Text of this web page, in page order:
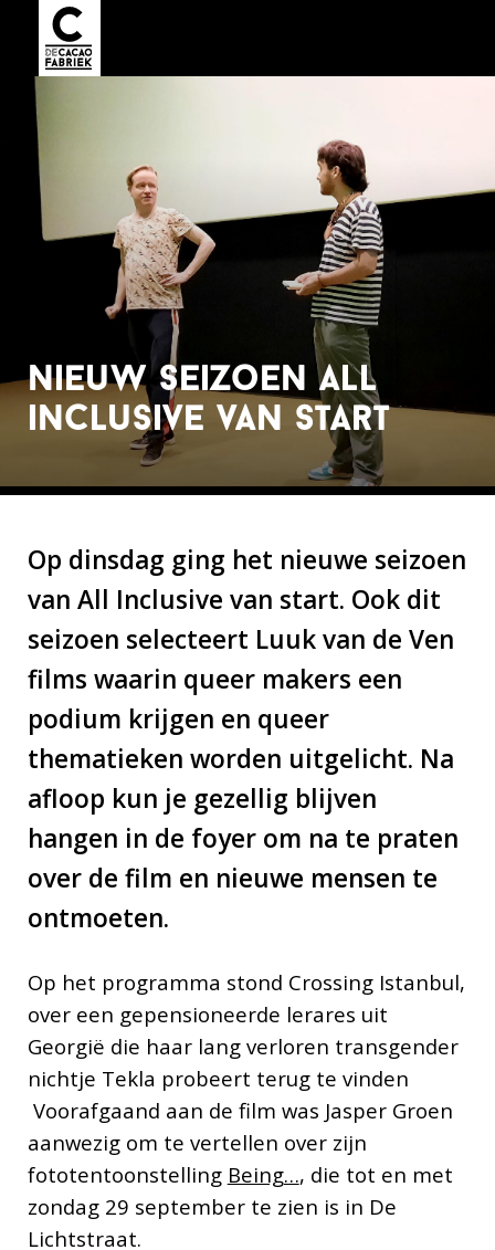
nieuw seizoen all
inclusive van start
Op dinsdag ging het nieuwe seizoen
van All Inclusive van start. Ook dit
seizoen selecteert Luuk van de Ven
films waarin queer makers een
podium krijgen en queer
thematieken worden uitgelicht. Na
afloop kun je gezellig blijven
hangen in de foyer om na te praten
over de film en nieuwe mensen te
ontmoeten.
Op het programma stond Crossing Istanbul,
over een gepensioneerde lerares uit
Georgië die haar lang verloren transgender
nichtje Tekla probeert terug te vinden
Voorafgaand aan de film was Jasper Groen
aanwezig om te vertellen over zijn
fototentoonstelling Being…, die tot en met
zondag 29 september te zien is in De
Lichtstraat.